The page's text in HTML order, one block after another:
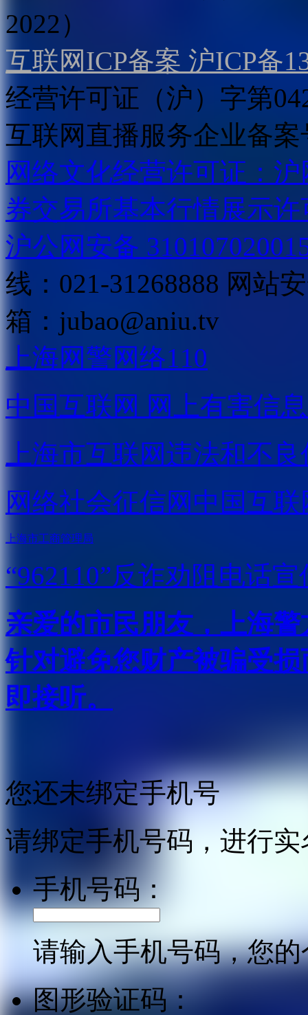
2022）
互联网ICP备案 沪ICP备
经营许可证（沪）字第
互联网直播服务企业备案
网络文化经营许可证：
券交易所基本行情展示许
沪公网安备
线：021-31268888 网站
箱： jubao@aniu.tv
上海网警网络110
中国互联网 网上有害信
上海市互联网违法和不
网络社会征信网 中国互
上海市工商管理局
“962110”反诈劝阻电话宣
亲爱的市民朋友，上海
针对避免您财产被骗受
即接听。
您还未绑定手机号
请绑定手机号码，进行
手机号码：
请输入手机号码，您
图形验证码：